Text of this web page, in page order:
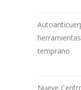
temprano
Nueve